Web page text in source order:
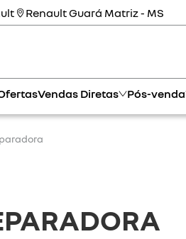
Renault Guará Matriz - MS
Vendas Diretas Pós-venda